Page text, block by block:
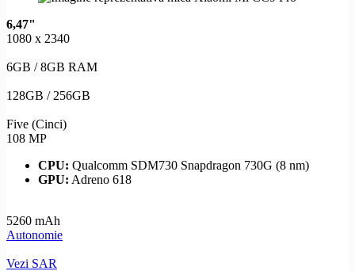
6,47"
1080 x 2340
6GB / 8GB RAM
128GB / 256GB
Five (Cinci)
108 MP
CPU: Qualcomm SDM730 Snapdragon 730G (8 nm)
GPU: Adreno 618
5260 mAh
Autonomie
Vezi SAR